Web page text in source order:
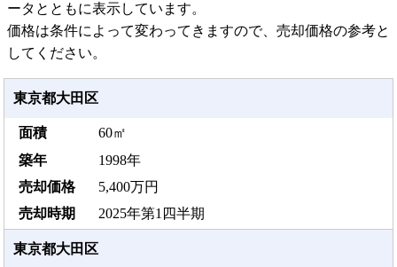
ータとともに表示しています。
価格は条件によって変わってきますので、売却価格の参考と
してください。
東京都大田区
60㎡
1998年
5,400万円
2025年第1四半期
東京都大田区